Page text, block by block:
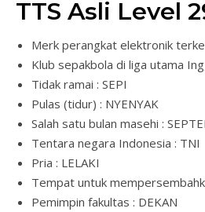
TTS Asli Level
Merk perangkat elektronik
Klub sepakbola di liga utama
Tidak ramai : SEPI
Pulas (tidur) : NYENYAK
Salah satu bulan masehi :
Tentara negara Indonesia : TNI
Pria : LELAKI
Tempat untuk
Pemimpin fakultas : DEKAN